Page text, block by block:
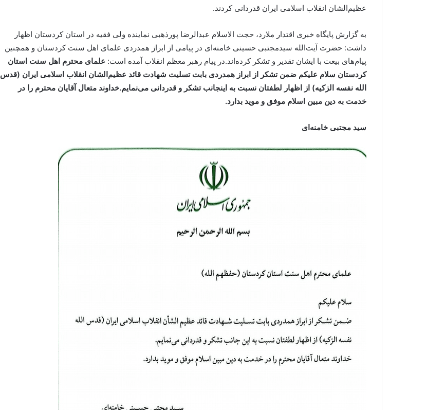
عظیم‌الشان انقلاب اسلامی ایران قدردانی کردند.
به گزارش پایگاه خبری اقتدار ملارد، حجت الاسلام عبدالرضا پورذهبی نماینده ولی فقیه در استان کردستان اظهار
داشت: حضرت آیت‌الله سیدمجتبی حسینی خامنه‌ای در پیامی از ابراز همدردی علمای اهل سنت کردستان و همچنین
پیام‌های بیعت با ایشان تقدیر و تشکر کرده‌اند.در پیام رهبر معظم انقلاب آمده است: علمای محترم اهل سنت استان
کردستان سلام علیکم ضمن تشکر از ابراز همدردی بابت تسلیت شهادت قائد عظیم‌الشان انقلاب اسلامی ایران (قدس
الله نفسه الزکیه) از اظهار لطفتان نسبت به اینجانب تشکر و قدردانی می‌نمایم.خداوند متعال آقایان محترم را در
خدمت به دین مبین اسلام موفق و موید بدارد.
سید مجتبی خامنه‌ای